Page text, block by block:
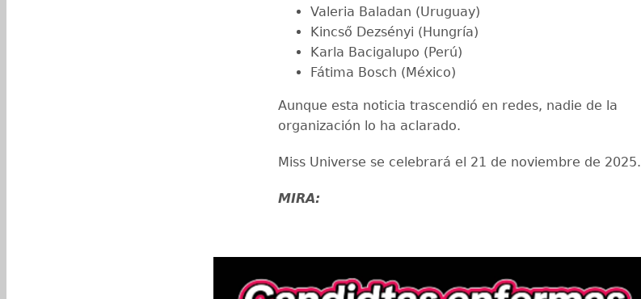
Valeria Baladan (Uruguay)
Kincső Dezsényi (Hungría)
Karla Bacigalupo (Perú)
Fátima Bosch (México)
Aunque esta noticia trascendió en redes, nadie de la
organización lo ha aclarado.
Miss Universe se celebrará el 21 de noviembre de 2025.
MIRA: